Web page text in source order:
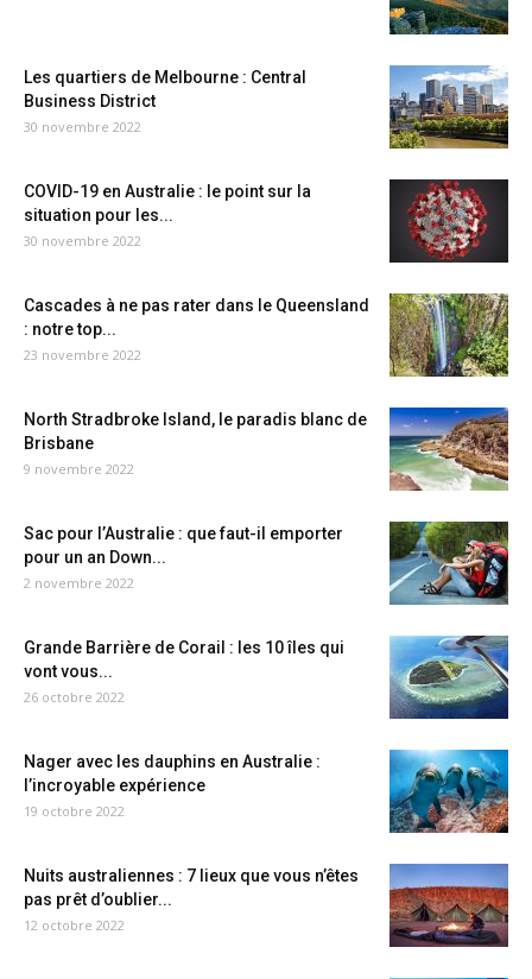
Les quartiers de Melbourne : Central
Business District
30 novembre 2022
COVID-19 en Australie : le point sur la
situation pour les...
30 novembre 2022
Cascades à ne pas rater dans le Queensland
: notre top...
23 novembre 2022
North Stradbroke Island, le paradis blanc de
Brisbane
9 novembre 2022
Sac pour l’Australie : que faut-il emporter
pour un an Down...
2 novembre 2022
Grande Barrière de Corail : les 10 îles qui
vont vous...
26 octobre 2022
Nager avec les dauphins en Australie :
l’incroyable expérience
19 octobre 2022
Nuits australiennes : 7 lieux que vous n’êtes
pas prêt d’oublier...
12 octobre 2022